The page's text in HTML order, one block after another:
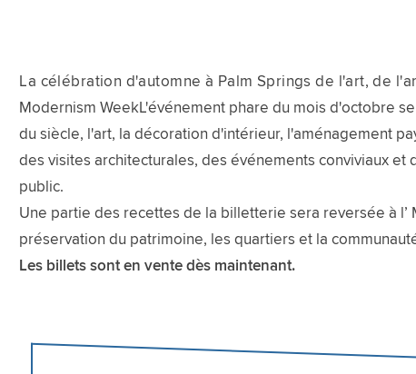
La célébration d'automne à Palm Springs de l'art, de
Modernism WeekL'événement phare du mois d'octobre
du siècle, l'art, la décoration d'intérieur, l'aménagement
des visites architecturales, des événements conviviaux et
public.
Une partie des recettes de la billetterie sera reversée à l’
préservation du patrimoine, les quartiers et la
Les billets sont en vente dès maintenant.